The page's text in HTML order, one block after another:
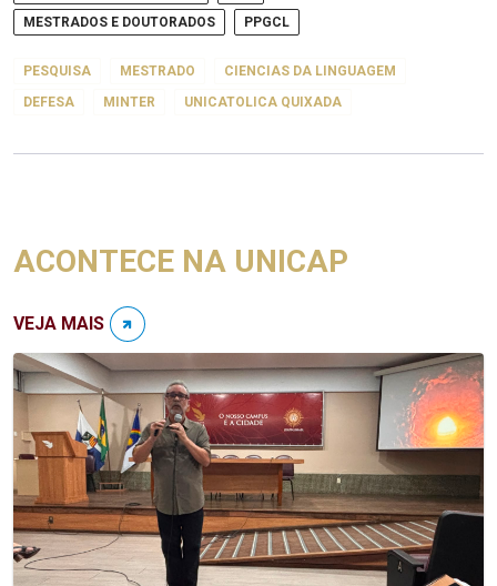
MESTRADOS E DOUTORADOS
PPGCL
PESQUISA MESTRADO
CIENCIAS DA LINGUAGEM
DEFESA
MINTER UNICATOLICA QUIXADA
ACONTECE NA UNICAP
VEJA MAIS